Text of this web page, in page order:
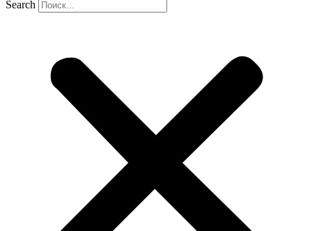
Search